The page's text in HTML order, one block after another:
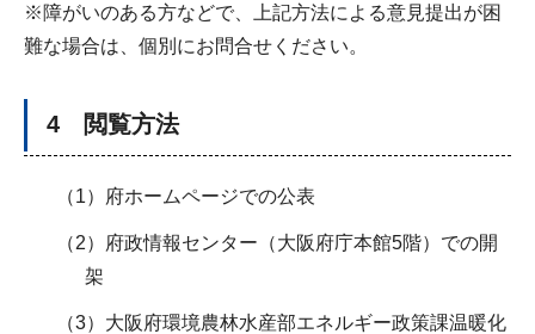
※障がいのある方などで、上記方法による意見提出が困
難な場合は、個別にお問合せください。
4 閲覧方法
（1）府ホームページでの公表
（2）府政情報センター（大阪府庁本館5階）での開
架
（3）大阪府環境農林水産部エネルギー政策課温暖化